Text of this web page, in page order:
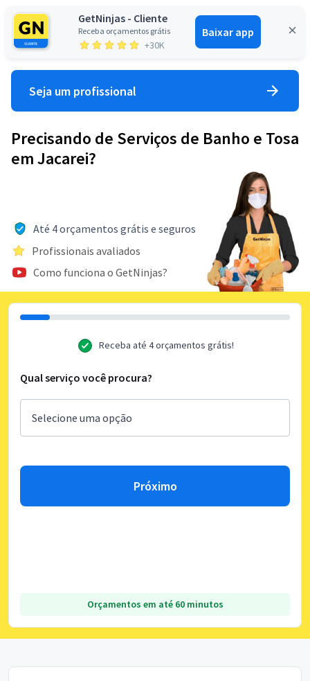
GetNinjas - Cliente
Receba orçamentos grátis
+30K
Baixar app
Entrar
Seja um profissional
Precisando de Serviços de Banho e Tosa
em Jacarei?
Até 4 orçamentos grátis e seguros
Profissionais avaliados
Como funciona o GetNinjas?
Receba até 4 orçamentos grátis!
Qual serviço você procura?
Próximo
Orçamentos em até 60 minutos